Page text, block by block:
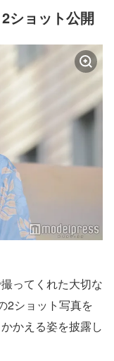
ショット公開
ってくれた大切な
2ショット写真を
かえる姿を披露し